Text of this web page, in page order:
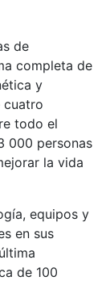
de
completa de
y
cuatro
todo el
000 personas
la vida
equipos y
en sus
de 100